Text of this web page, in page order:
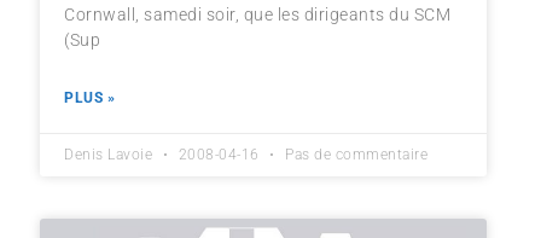
Cornwall, samedi soir, que les dirigeants du SCM
(Sup
PLUS »
Denis Lavoie 2008-04-16 Pas de commentaire